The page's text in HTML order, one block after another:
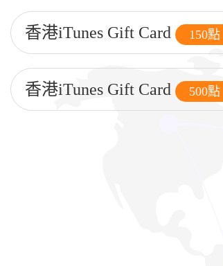
香港iTunes Gift Card 150點
香港iTunes Gift Card 500點